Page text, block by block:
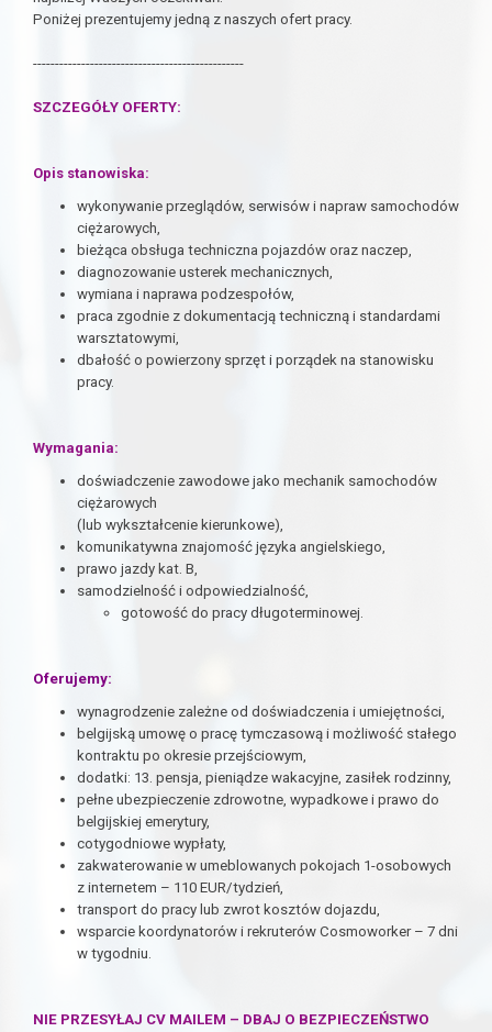
Poniżej prezentujemy jedną z naszych ofert pracy.
------------------------------------------------
SZCZEGÓŁY OFERTY:
Opis stanowiska:
wykonywanie przeglądów, serwisów i napraw samochodów
ciężarowych,
bieżąca obsługa techniczna pojazdów oraz naczep,
diagnozowanie usterek mechanicznych,
wymiana i naprawa podzespołów,
praca zgodnie z dokumentacją techniczną i standardami
warsztatowymi,
dbałość o powierzony sprzęt i porządek na stanowisku
pracy.
Wymagania:
doświadczenie zawodowe jako mechanik samochodów
ciężarowych
(lub wykształcenie kierunkowe),
komunikatywna znajomość języka angielskiego,
prawo jazdy kat. B,
samodzielność i odpowiedzialność,
gotowość do pracy długoterminowej.
Oferujemy:
wynagrodzenie zależne od doświadczenia i umiejętności,
belgijską umowę o pracę tymczasową i możliwość stałego
kontraktu po okresie przejściowym,
dodatki: 13. pensja, pieniądze wakacyjne, zasiłek rodzinny,
pełne ubezpieczenie zdrowotne, wypadkowe i prawo do
belgijskiej emerytury,
cotygodniowe wypłaty,
zakwaterowanie w umeblowanych pokojach 1-osobowych
z internetem – 110 EUR/tydzień,
transport do pracy lub zwrot kosztów dojazdu,
wsparcie koordynatorów i rekruterów Cosmoworker – 7 dni
w tygodniu.
NIE PRZESYŁAJ CV MAILEM – DBAJ O BEZPIECZEŃSTWO